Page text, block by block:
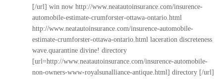
[/url] win now http://www.neatautoinsurance.com/insurence-
automobile-estimate-crumforster-ottawa-ontario.html
http://www.neatautoinsurance.com/insurence-automobile-
estimate-crumforster-ottawa-ontario.html laceration discreteness
wave.quarantine divine! directory
[url=http://www.neatautoinsurance.com/insurence-automobile-
non-owners-www-royalsunalliance-antique.html] directory [/url]